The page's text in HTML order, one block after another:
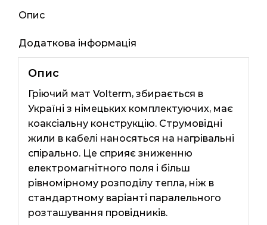
Опис
Додаткова інформація
Опис
Гріючий мат Volterm, збирається в
Україні з німецьких комплектуючих, має
коаксіальну конструкцію. Струмовідні
жили в кабелі наносяться на нагрівальні
спірально. Це сприяє зниженню
електромагнітного поля і більш
рівномірному розподілу тепла, ніж в
стандартному варіанті паралельного
розташування провідників.